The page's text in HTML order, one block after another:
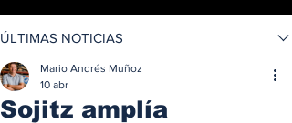
ÚLTIMAS NOTICIAS
Sojitz amplía
Mario Andrés Muñoz
10 abr